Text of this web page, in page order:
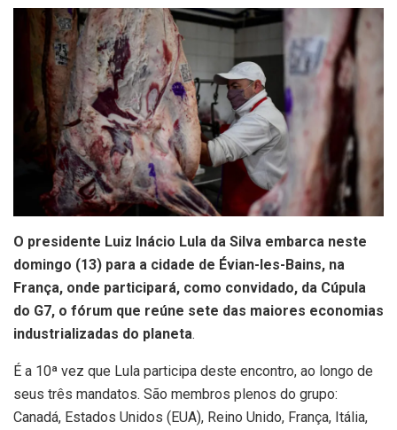
O presidente Luiz Inácio Lula da Silva embarca neste
domingo (13) para a cidade de Évian-les-Bains, na
França, onde participará, como convidado, da Cúpula
do G7, o fórum que reúne sete das maiores economias
industrializadas do planeta.
É a 10ª vez que Lula participa deste encontro, ao longo de
seus três mandatos. São membros plenos do grupo:
Canadá, Estados Unidos (EUA), Reino Unido, França, Itália,